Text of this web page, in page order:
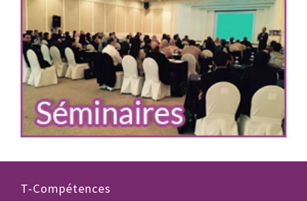
T-Compétences